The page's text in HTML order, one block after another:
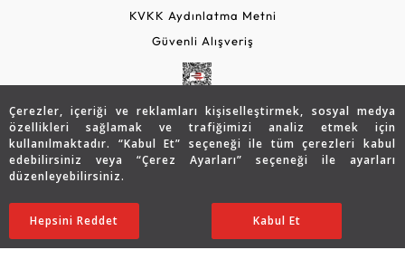
Çerezler, içeriği ve reklamları kişiselleştirmek, sosyal medya
özellikleri sağlamak ve trafiğimizi analiz etmek için
kullanılmaktadır. “Kabul Et” seçeneği ile tüm çerezleri kabul
edebilirsiniz veya “Çerez Ayarları” seçeneği ile ayarları
düzenleyebilirsiniz.
Ayarları Düzenle
Hepsini Reddet Kabul Et
104.205 TL
72.931TL SATIN ALIN
KVKK Aydınlatma Metni
Güvenli Alışveriş
Copyright © 2026 Assos Pırlanta - Bu sitenin tüm hakları